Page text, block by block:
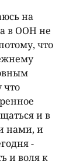
на
в ООН не
что
что
и в
нами, и
-
и воля к